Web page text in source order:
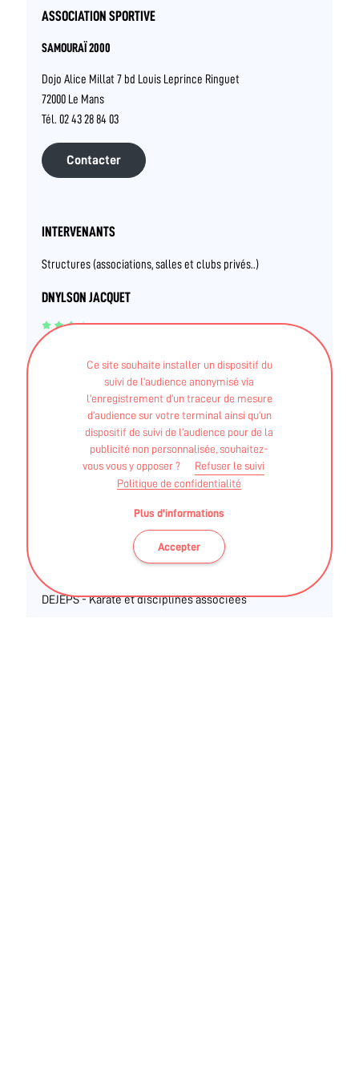
Ce site souhaite installer un dispositif du
suivi de l’audience anonymisé via
l’enregistrement d’un traceur de mesure
d’audience sur votre terminal ainsi qu’un
dispositif de suivi de l’audience pour de la
publicité non personnalisée, souhaitez-
vous vous y opposer ?
Refuser le suivi
Politique de confidentialité
Plus d'informations
Accepter
ASSOCIATION SPORTIVE
SAMOURAÏ 2000
Dojo Alice Millat 7 bd Louis Leprince Ringuet
72000 Le Mans
Tél. 02 43 28 84 03
Contacter
INTERVENANTS
Structures (associations, salles et clubs privés..)
DNYLSON JACQUET
DIDIER MOREAU
BEES - BEES 2 KARATE ET ARTS MARTIAUX
JONATHAN LE LOGE
BEES - BEES 1 KARATE ET ARTS MARTIAUX
DEJEPS - Karaté et disciplines associées